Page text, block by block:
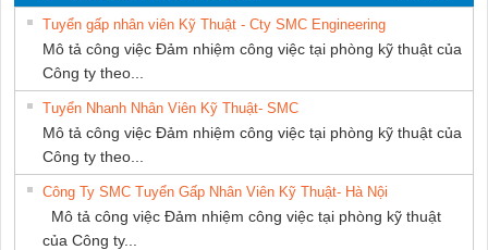
Tuyển gấp nhân viên Kỹ Thuật - Cty SMC Engineering
Mô tả công việc Đảm nhiệm công việc tại phòng kỹ thuật của
Công ty theo...
Tuyển Nhanh Nhân Viên Kỹ Thuật- SMC
Mô tả công việc Đảm nhiệm công việc tại phòng kỹ thuật của
Công ty theo...
Công Ty SMC Tuyển Gấp Nhân Viên Kỹ Thuật- Hà Nội
Mô tả công việc Đảm nhiệm công việc tại phòng kỹ thuật
của Công ty...